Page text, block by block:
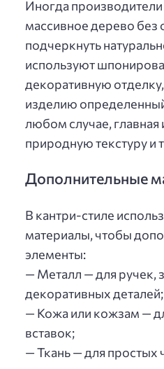
Иногда
массивное дерево без
подчеркнуть
используют
декоративную
изделию
любом случае, главная
природную текстуру и
Дополнительные
В кантри-стиле
материалы, чтобы
элементы:
— Металл — для ручек,
декоративных деталей;
— Кожа или кожзам —
вставок;
— Ткань — для простых